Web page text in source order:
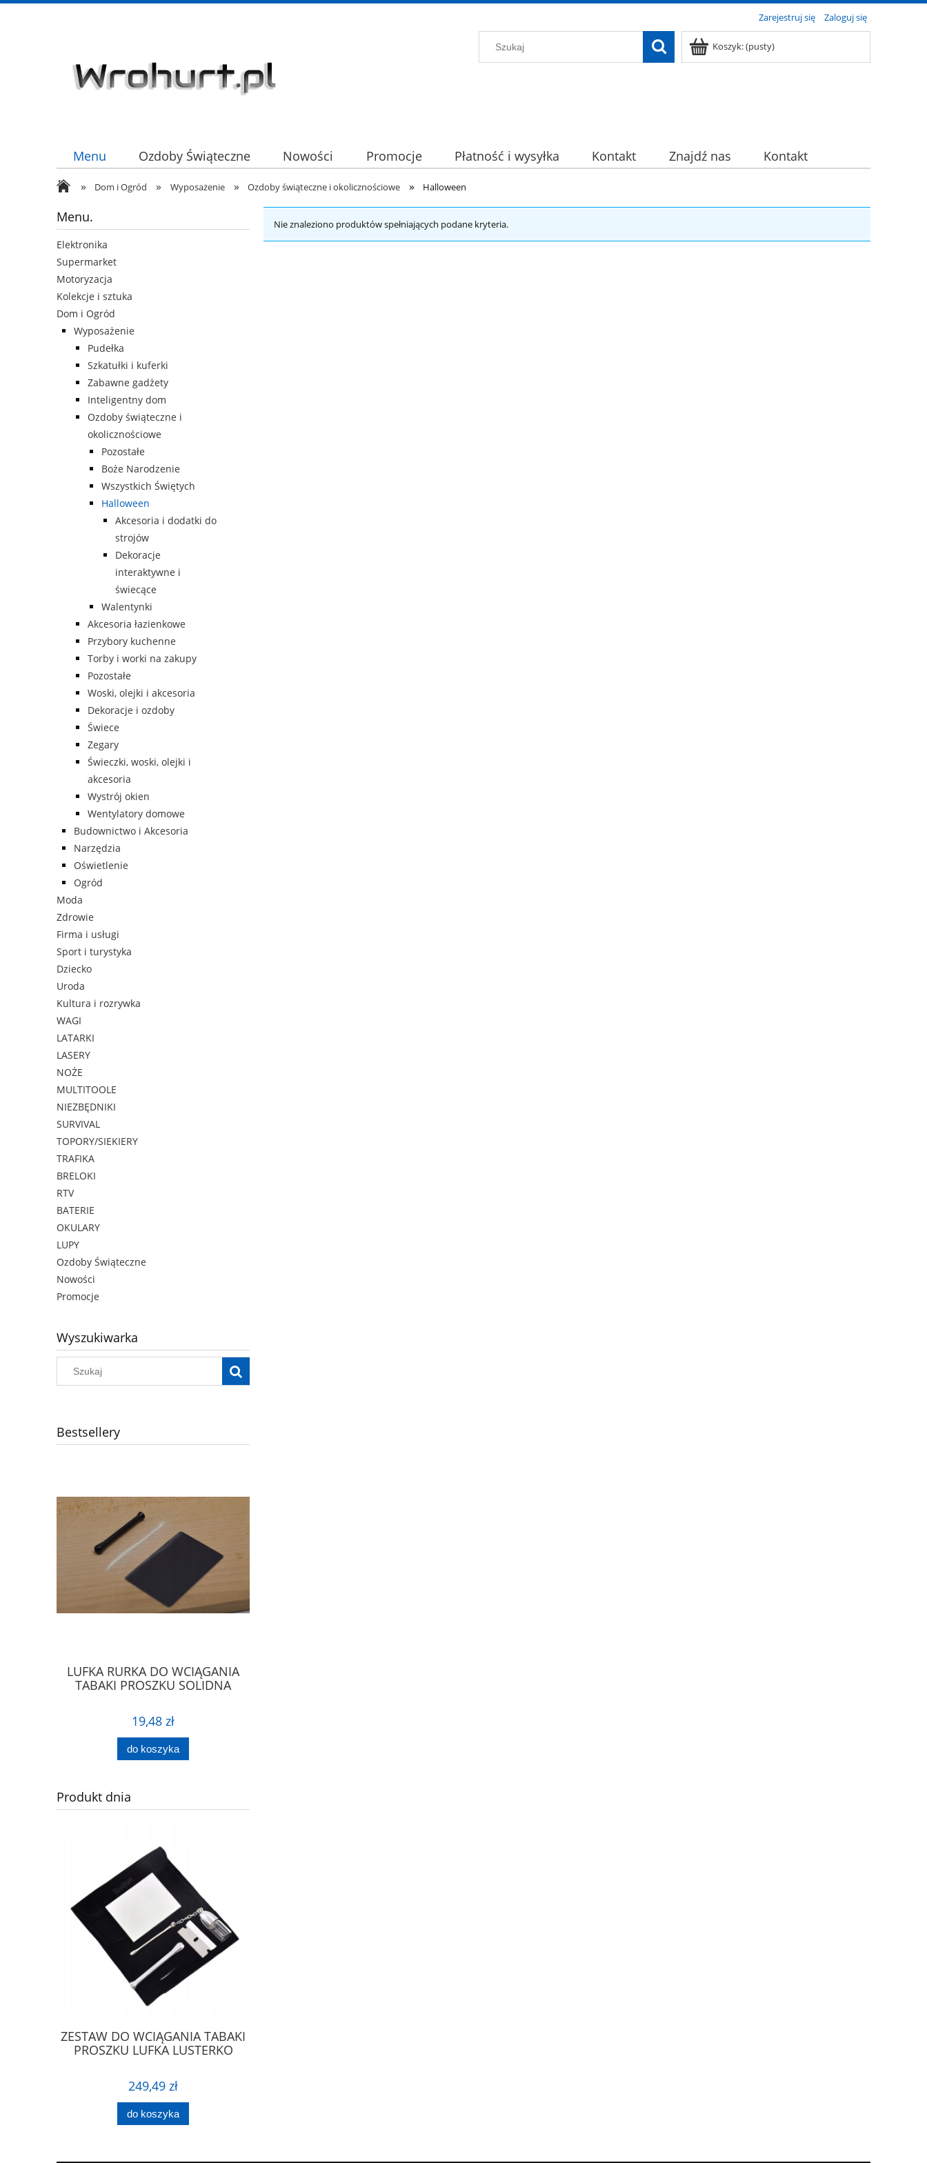
Zarejestruj się Zaloguj się
Koszyk:(pusty)
Menu Ozdoby Świąteczne Nowości Promocje Płatność i wysyłka Kontakt Znajdź nas
Kontakt
HURT
» Dom i Ogród » Wyposażenie » Ozdoby świąteczne i okolicznościowe » Halloween
Menu.
Elektronika
Supermarket
Motoryzacja
Kolekcje i sztuka
Dom i Ogród
Wyposażenie
Pudełka
Szkatułki i kuferki
Zabawne gadżety
Inteligentny dom
Ozdoby świąteczne i
okolicznościowe
Pozostałe
Boże Narodzenie
Wszystkich Świętych
Halloween
Akcesoria i dodatki do
strojów
Dekoracje
interaktywne i
świecące
Walentynki
Akcesoria łazienkowe
Przybory kuchenne
Torby i worki na zakupy
Pozostałe
Woski, olejki i akcesoria
Dekoracje i ozdoby
Świece
Zegary
Świeczki, woski, olejki i
akcesoria
Wystrój okien
Wentylatory domowe
Budownictwo i Akcesoria
Narzędzia
Oświetlenie
Ogród
Moda
Zdrowie
Firma i usługi
Sport i turystyka
Dziecko
Uroda
Kultura i rozrywka
WAGI
LATARKI
LASERY
NOŻE
MULTITOOLE
NIEZBĘDNIKI
SURVIVAL
TOPORY/SIEKIERY
TRAFIKA
BRELOKI
RTV
BATERIE
OKULARY
LUPY
Ozdoby Świąteczne
Nowości
Promocje
Wyszukiwarka
Bestsellery
LUFKA RURKA DO WCIĄGANIA
TABAKI PROSZKU SOLIDNA
19,48 zł
do koszyka
Produkt dnia
ZESTAW DO WCIĄGANIA TABAKI
PROSZKU LUFKA LUSTERKO
249,49 zł
do koszyka
Nie znaleziono produktów spełniających podane kryteria.